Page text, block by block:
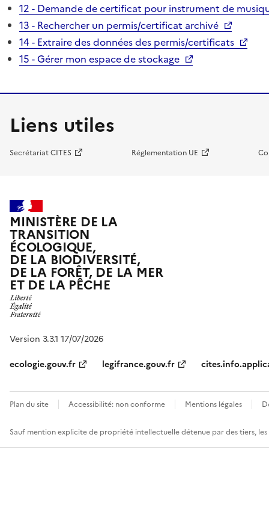
12 - Demande de certificat pour instrument de
13 - Rechercher un permis/certificat archivé
14 - Extraire des données des permis/certificats
15 - Gérer mon espace de stockage
Liens utiles
Secrétariat CITES Réglementation UE
MINISTÈRE DE LA
TRANSITION
ÉCOLOGIQUE,
DE LA BIODIVERSITÉ,
DE LA FORÊT, DE LA MER
ET DE LA PÊCHE
Version 3.3.1 17/07/2026
ecologie.gouv.fr
legifrance.gouv.fr
Plan du site Accessibilité: non conforme Mentions légales
Sauf mention explicite de propriété intellectuelle détenue par des tiers,